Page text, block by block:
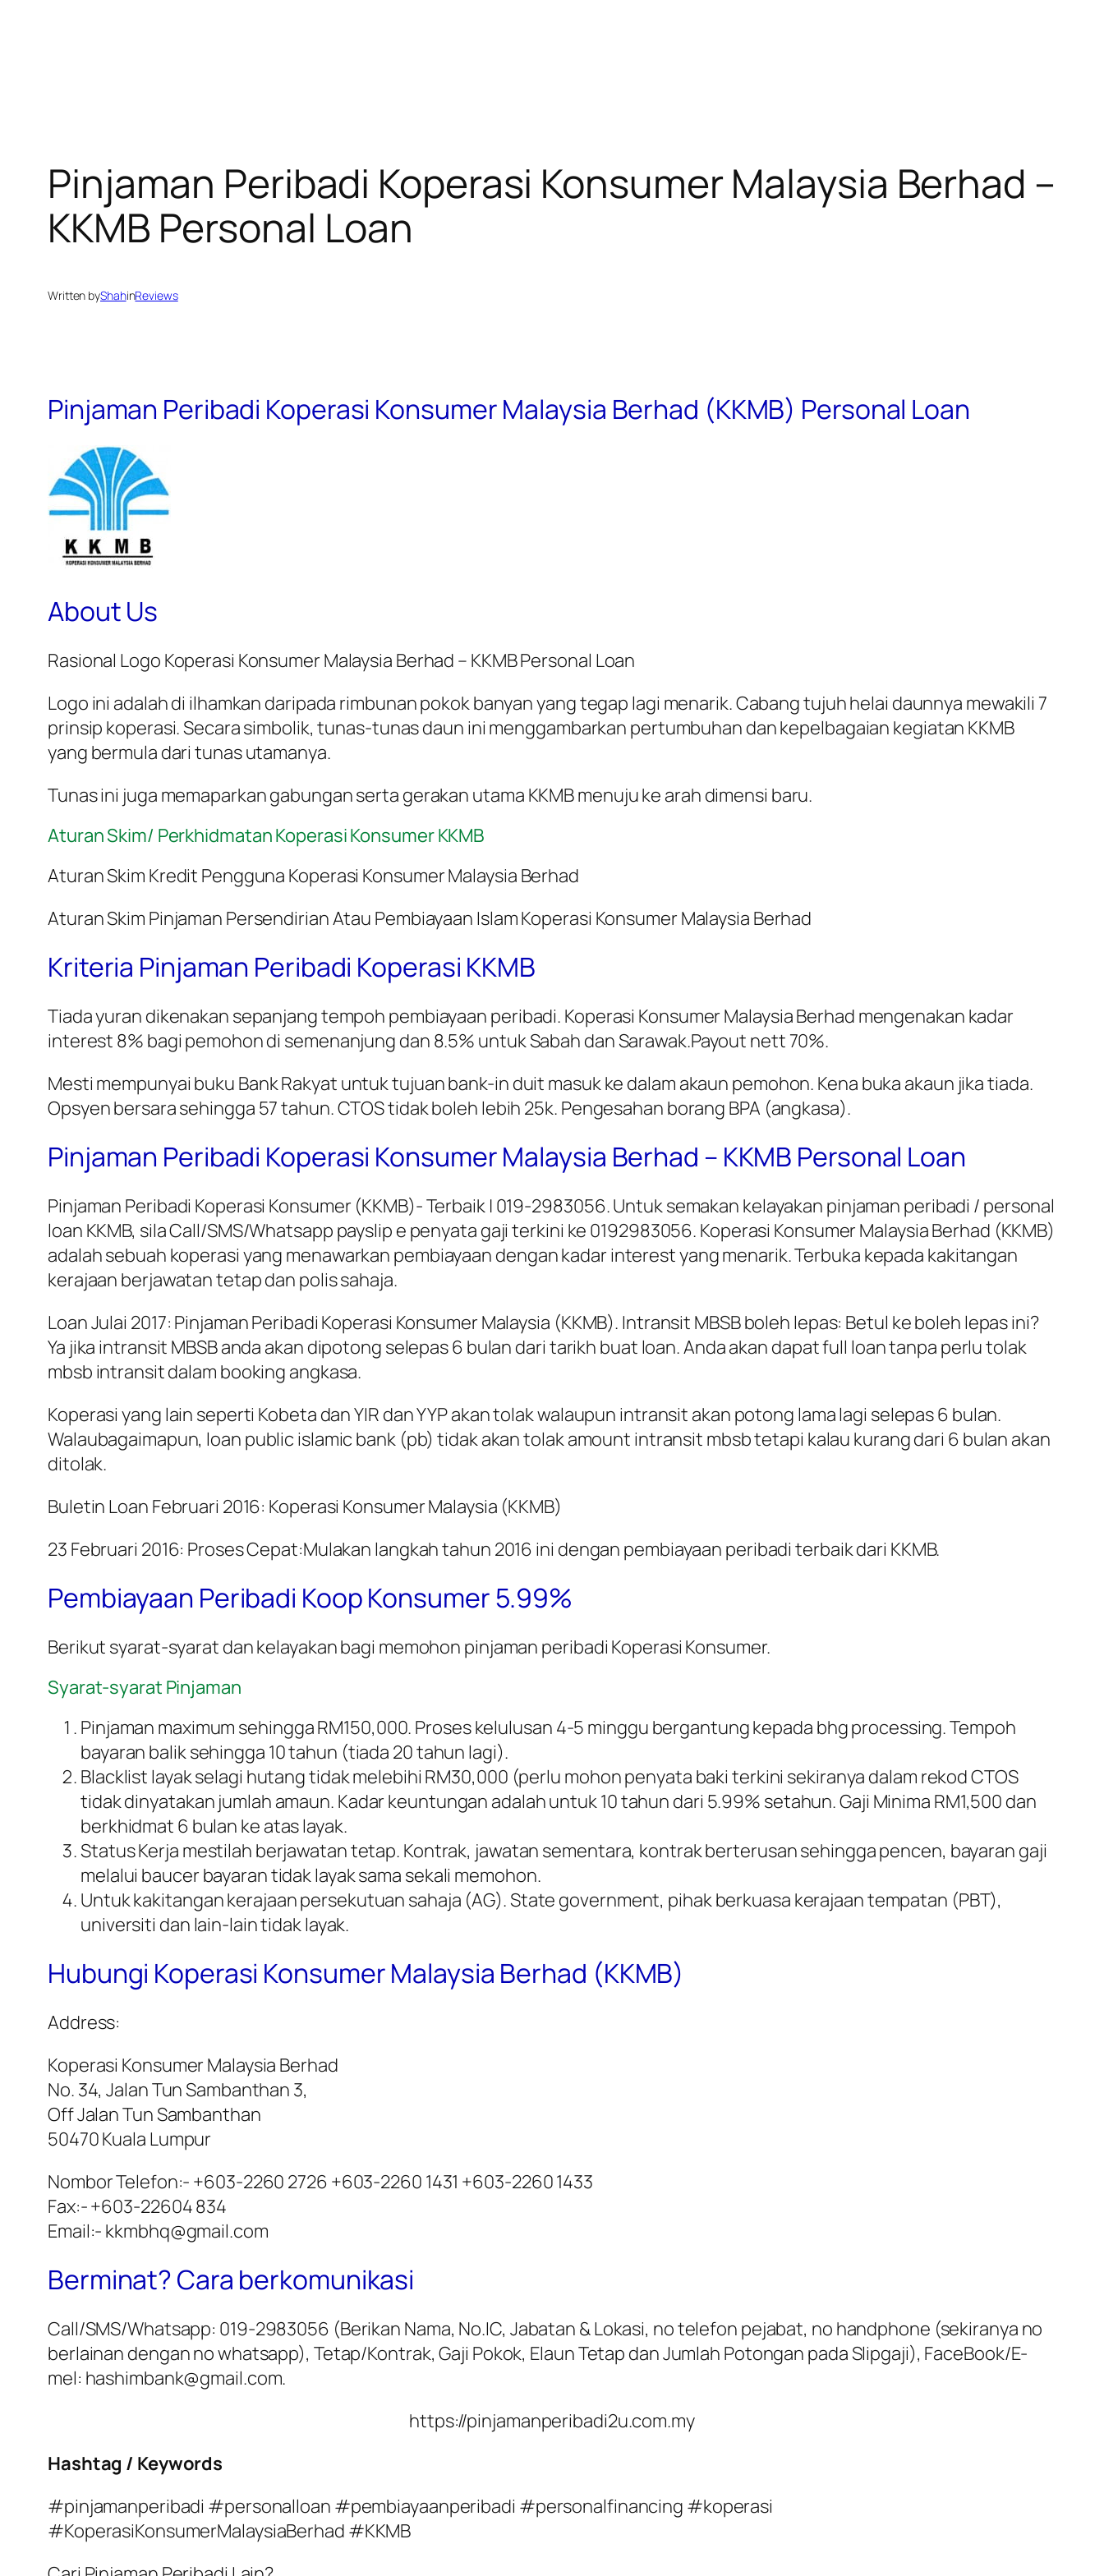
Pinjaman Peribadi Koperasi Konsumer Malaysia Berhad –
KKMB Personal Loan
Written byShahinReviews
Pinjaman Peribadi Koperasi Konsumer Malaysia Berhad (KKMB) Personal Loan
About Us
Rasional Logo Koperasi Konsumer Malaysia Berhad – KKMB Personal Loan
Logo ini adalah di ilhamkan daripada rimbunan pokok banyan yang tegap lagi menarik. Cabang tujuh helai daunnya mewakili 7
prinsip koperasi. Secara simbolik, tunas-tunas daun ini menggambarkan pertumbuhan dan kepelbagaian kegiatan KKMB
yang bermula dari tunas utamanya.
Tunas ini juga memaparkan gabungan serta gerakan utama KKMB menuju ke arah dimensi baru.
Aturan Skim/ Perkhidmatan Koperasi Konsumer KKMB
Aturan Skim Kredit Pengguna Koperasi Konsumer Malaysia Berhad
Aturan Skim Pinjaman Persendirian Atau Pembiayaan Islam Koperasi Konsumer Malaysia Berhad
Kriteria Pinjaman Peribadi Koperasi KKMB
Tiada yuran dikenakan sepanjang tempoh pembiayaan peribadi. Koperasi Konsumer Malaysia Berhad mengenakan kadar
interest 8% bagi pemohon di semenanjung dan 8.5% untuk Sabah dan Sarawak.Payout nett 70%.
Mesti mempunyai buku Bank Rakyat untuk tujuan bank-in duit masuk ke dalam akaun pemohon. Kena buka akaun jika tiada.
Opsyen bersara sehingga 57 tahun. CTOS tidak boleh lebih 25k. Pengesahan borang BPA (angkasa).
Pinjaman Peribadi Koperasi Konsumer Malaysia Berhad – KKMB Personal Loan
Pinjaman Peribadi Koperasi Konsumer (KKMB)- Terbaik | 019-2983056. Untuk semakan kelayakan pinjaman peribadi / personal
loan KKMB, sila Call/SMS/Whatsapp payslip e penyata gaji terkini ke 0192983056. Koperasi Konsumer Malaysia Berhad (KKMB)
adalah sebuah koperasi yang menawarkan pembiayaan dengan kadar interest yang menarik. Terbuka kepada kakitangan
kerajaan berjawatan tetap dan polis sahaja.
Loan Julai 2017: Pinjaman Peribadi Koperasi Konsumer Malaysia (KKMB). Intransit MBSB boleh lepas: Betul ke boleh lepas ini?
Ya jika intransit MBSB anda akan dipotong selepas 6 bulan dari tarikh buat loan. Anda akan dapat full loan tanpa perlu tolak
mbsb intransit dalam booking angkasa.
Koperasi yang lain seperti Kobeta dan YIR dan YYP akan tolak walaupun intransit akan potong lama lagi selepas 6 bulan.
Walaubagaimapun, loan public islamic bank (pb) tidak akan tolak amount intransit mbsb tetapi kalau kurang dari 6 bulan akan
ditolak.
Buletin Loan Februari 2016: Koperasi Konsumer Malaysia (KKMB)
23 Februari 2016: Proses Cepat:Mulakan langkah tahun 2016 ini dengan pembiayaan peribadi terbaik dari KKMB.
Pembiayaan Peribadi Koop Konsumer 5.99%
Berikut syarat-syarat dan kelayakan bagi memohon pinjaman peribadi Koperasi Konsumer.
Syarat-syarat Pinjaman
Pinjaman maximum sehingga RM150,000. Proses kelulusan 4-5 minggu bergantung kepada bhg processing. Tempoh
bayaran balik sehingga 10 tahun (tiada 20 tahun lagi).
Blacklist layak selagi hutang tidak melebihi RM30,000 (perlu mohon penyata baki terkini sekiranya dalam rekod CTOS
tidak dinyatakan jumlah amaun. Kadar keuntungan adalah untuk 10 tahun dari 5.99% setahun. Gaji Minima RM1,500 dan
berkhidmat 6 bulan ke atas layak.
Status Kerja mestilah berjawatan tetap. Kontrak, jawatan sementara, kontrak berterusan sehingga pencen, bayaran gaji
melalui baucer bayaran tidak layak sama sekali memohon.
Untuk kakitangan kerajaan persekutuan sahaja (AG). State government, pihak berkuasa kerajaan tempatan (PBT),
universiti dan lain-lain tidak layak.
Hubungi Koperasi Konsumer Malaysia Berhad (KKMB)
Address:
Koperasi Konsumer Malaysia Berhad
No. 34, Jalan Tun Sambanthan 3,
Off Jalan Tun Sambanthan
50470 Kuala Lumpur
Nombor Telefon:- +603-2260 2726 +603-2260 1431 +603-2260 1433
Fax:- +603-22604 834
Email:- kkmbhq@gmail.com
Berminat? Cara berkomunikasi
Call/SMS/Whatsapp: 019-2983056 (Berikan Nama, No.IC, Jabatan & Lokasi, no telefon pejabat, no handphone (sekiranya no
berlainan dengan no whatsapp), Tetap/Kontrak, Gaji Pokok, Elaun Tetap dan Jumlah Potongan pada Slipgaji), FaceBook/E-
mel: hashimbank@gmail.com.
https://pinjamanperibadi2u.com.my
Hashtag / Keywords
#pinjamanperibadi #personalloan #pembiayaanperibadi #personalfinancing #koperasi
#KoperasiKonsumerMalaysiaBerhad #KKMB